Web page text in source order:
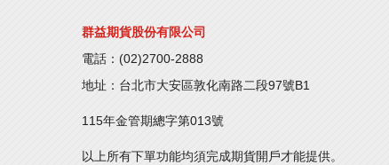
群益期貨股份有限公司
電話：(02)2700-2888
地址：台北市大安區敦化南路二段97號B1
115年金管期總字第013號
以上所有下單功能均須完成期貨開戶才能提供。